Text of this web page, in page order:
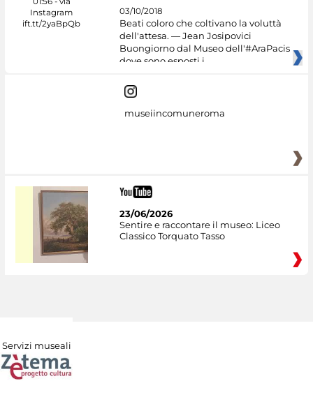
03/10/2018
Beati coloro che coltivano la voluttà
dell'attesa. — Jean Josipovici
Buongiorno dal Museo dell'#AraPacis
dove sono esposti i
museiincomuneroma
23/06/2026
Sentire e raccontare il museo: Liceo
Classico Torquato Tasso
Servizi museali